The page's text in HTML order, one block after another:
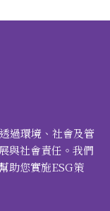
過環境、社會及管
與社會責任。我們
助您實施ESG策